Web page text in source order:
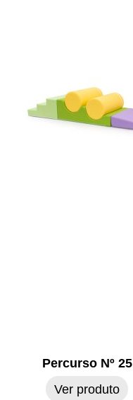
Percurso Nº 25
Ver produto